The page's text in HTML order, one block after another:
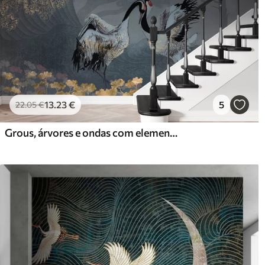
Materiais disponíveis
Standard
45.0027.00 €/m²
Vinil Premium
65.0039.00 €/m²
22.05€13.23€ 5
Grous, árvores e ondas com elementos de estilo chinês